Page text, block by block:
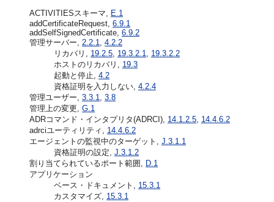
ACTIVITIESスキーマ, E.1
addCertificateRequest, 6.9.1
addSelfSignedCertificate, 6.9.2
管理サーバー, 2.2.1, 4.2.2
リカバリ, 19.2.5, 19.3.2.1, 19.3.2.2
ホストのリカバリ, 19.3
起動と停止, 4.2
資格証明を入力しない, 4.2.4
管理ユーザー, 3.3.1, 3.8
管理上の変更, G.1
ADRコマンド・インタプリタ(ADRCI), 14.1.2.5, 14.4.6.2
adrciユーティリティ, 14.4.6.2
エージェントの監視中のターゲット, J.3.1.1
資格証明の設定, J.3.1.2
割り当てられているポート範囲, D.1
アプリケーション
ベース・ドキュメント, 15.3.1
カスタマイズ, 15.3.1